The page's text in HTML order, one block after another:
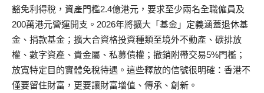
豁免利得稅，資產門檻2.4億港元，要求至少兩名全職僱員及
200萬港元營運開支。2026年將擴大「基金」定義涵蓋退休基
金、捐款基金；擴大合資格投資種類至境外不動產、碳排放
權、數字資產、貴金屬、私募債權；撤銷附帶交易5%門檻；
放寬特定目的實體免稅待遇。這些釋放的信號很明確：香港不
僅要留住財富，更要讓財富增值、傳承、創新。